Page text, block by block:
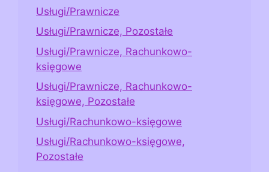
Usługi/Prawnicze
Usługi/Prawnicze, Pozostałe
Usługi/Prawnicze, Rachunkowo-
księgowe
Usługi/Prawnicze, Rachunkowo-
księgowe, Pozostałe
Usługi/Rachunkowo-księgowe
Usługi/Rachunkowo-księgowe,
Pozostałe